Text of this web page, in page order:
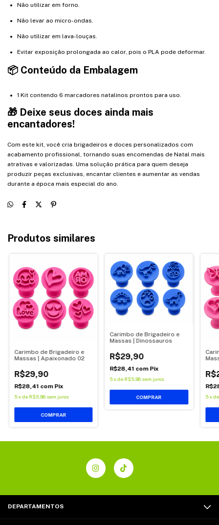
Não utilizar em forno.
Não levar ao micro-ondas.
Não utilizar em lava-louças.
Evitar exposição prolongada ao calor, pois o PLA pode deformar.
📦 Conteúdo da Embalagem
1 Kit contendo 6 marcadores natalinos prontos para uso.
🎁 Deixe seus doces ainda mais
encantadores!
Com este kit, você cria brigadeiros e doces personalizados com
acabamento profissional, tornando suas encomendas de Natal mais
atrativas e valorizadas. Uma solução prática para quem deseja
produzir peças exclusivas, encantar clientes e aumentar as vendas
durante a época mais especial do ano.
Produtos similares
Carimbo de Brigadeiro e
Massas | Apaixonado 02
R$29,90
R$28,41 com Pix
5xdeR$5,98 sem juros
Carimbo de Brigadeiro e
Massas | Dinossauros
R$29,90
R$28,41 com Pix
5xdeR$5,98 sem juros
5x
DEPARTAMENTOS